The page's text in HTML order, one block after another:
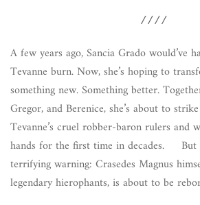
////
A few years ago, Sancia Grado would’ve
Tevanne burn. Now, she’s hoping to
something new. Something better.
Gregor, and Berenice, she’s about to
Tevanne’s cruel robber-baron rulers and
hands for the first time in decades. But
terrifying warning: Crasedes Magnus
legendary hierophants, is about to be